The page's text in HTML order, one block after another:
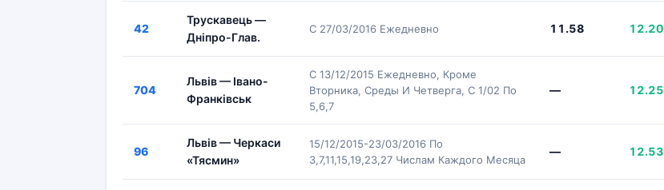
42
Трускавець —
Дніпро-Глав.
С 27/03/2016 Ежедневно 11.58 12.20
704
Львів — Івано-
Франківськ
С 13/12/2015 Ежедневно, Кроме
Вторника, Среды И Четверга, С 1/02 По
5,6,7
— 12.25
96
Львів — Черкаси
«Тясмин»
15/12/2015-23/03/2016 По
3,7,11,15,19,23,27 Числам Каждого Месяца
— 12.53